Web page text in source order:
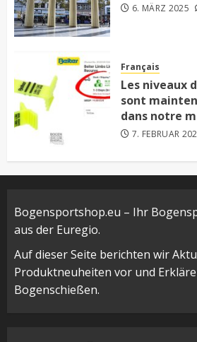
6. MÄRZ 2025
Français
Les niveaux
sont
dans notre
7. FEBRUAR
Bogensportshop.eu – Ihr
aus der Euregio.
Auf dieser Seite berichten wir
Produktneuheiten vor und
Bogenschießen.